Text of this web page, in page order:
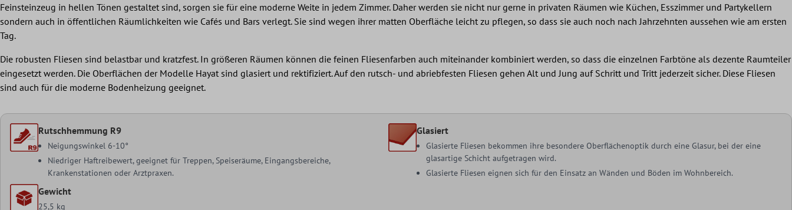
Feinsteinzeug in hellen Tönen gestaltet sind, sorgen sie für eine moderne Weite in jedem Zimmer. Daher werden sie nicht nur gerne in privaten Räumen wie Küchen, Esszimmer und Partykellern
sondern auch in öffentlichen Räumlichkeiten wie Cafés und Bars verlegt. Sie sind wegen ihrer matten Oberfläche leicht zu pflegen, so dass sie auch noch nach Jahrzehnten aussehen wie am ersten
Tag.
Die robusten Fliesen sind belastbar und kratzfest. In größeren Räumen können die feinen Fliesenfarben auch miteinander kombiniert werden, so dass die einzelnen Farbtöne als dezente Raumteiler
eingesetzt werden. Die Oberflächen der Modelle Hayat sind glasiert und rektifiziert. Auf den rutsch- und abriebfesten Fliesen gehen Alt und Jung auf Schritt und Tritt jederzeit sicher. Diese Fliesen
sind auch für die moderne Bodenheizung geeignet.
Rutschhemmung R9
Neigungswinkel 6-10°
Niedriger Haftreibewert, geeignet für Treppen, Speiseräume, Eingangsbereiche,
Krankenstationen oder Arztpraxen.
Glasiert
Glasierte Fliesen bekommen ihre besondere Oberflächenoptik durch eine Glasur, bei der eine
glasartige Schicht aufgetragen wird.
Glasierte Fliesen eignen sich für den Einsatz an Wänden und Böden im Wohnbereich.
Gewicht
25,5 kg